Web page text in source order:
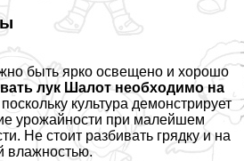
быть ярко освещено и хорошо
лук Шалот необходимо на
поскольку культура демонстрирует
урожайности при малейшем
Не стоит разбивать грядку и на
влажностью.